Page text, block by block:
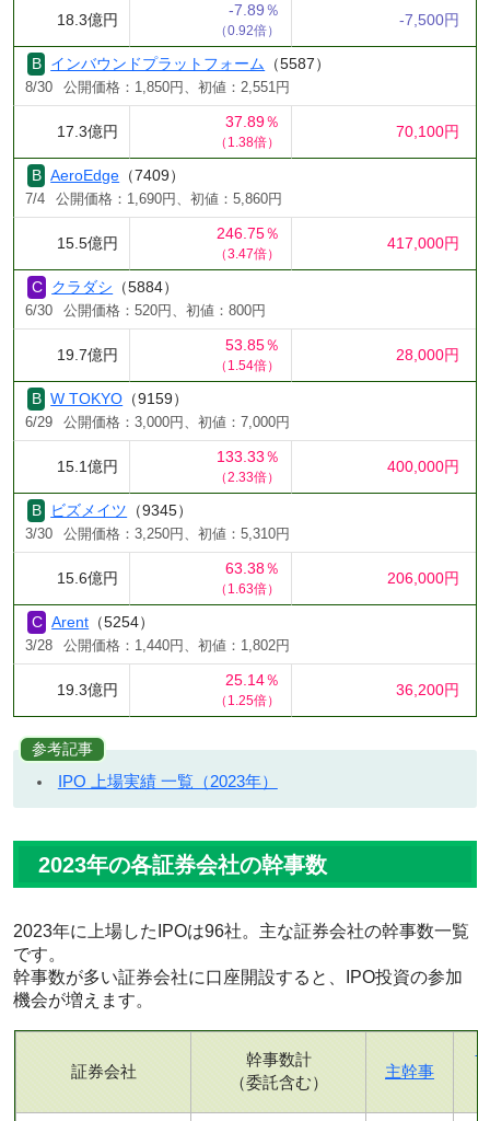
18.3億円
-7.89％
（0.92倍）
-7,500円
インバウンドプラットフォーム （5587）
8/30 公開価格：1,850円、初値：2,551円
17.3億円
37.89％
（1.38倍）
70,100円
AeroEdge （7409）
7/4 公開価格：1,690円、初値：5,860円
15.5億円
246.75％
（3.47倍）
417,000円
クラダシ （5884）
6/30 公開価格：520円、初値：800円
19.7億円
53.85％
（1.54倍）
28,000円
W TOKYO （9159）
6/29 公開価格：3,000円、初値：7,000円
15.1億円
133.33％
（2.33倍）
400,000円
ビズメイツ （9345）
3/30 公開価格：3,250円、初値：5,310円
15.6億円
63.38％
（1.63倍）
206,000円
Arent （5254）
3/28 公開価格：1,440円、初値：1,802円
19.3億円
25.14％
（1.25倍）
36,200円
参考記事
IPO 上場実績 一覧（2023年）
2023年の各証券会社の幹事数
2023年に上場したIPOは96社。主な証券会社の幹事数一覧
です。
幹事数が多い証券会社に口座開設すると、IPO投資の参加
機会が増えます。
証券会社
幹事数計
（委託含む）
主幹事